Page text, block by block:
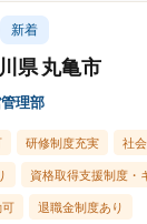
新着
県 丸亀市
理部
研修制度充実 社
資格取得支援制度・
可 退職金制度あり